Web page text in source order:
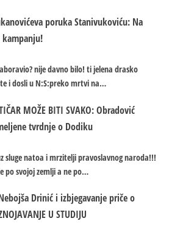
poruka Stanivukoviću: Na
nije davno bilo! ti jelena drasko
i dosli u N:S:preko mrtvi na…
MOŽE BITI SVAKO: Obradović
tvrdnje o Dodiku
sluge natoa i mrzitelji pravoslavnog naroda!!!
po svojoj zemlji a ne po…
Drinić i izbjegavanje priče o
U STUDIJU